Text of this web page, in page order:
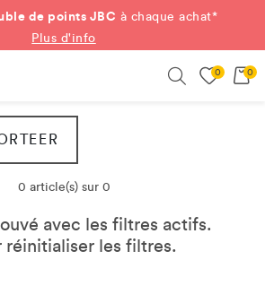
de points JBC à chaque achat*
Plus d'info
0 0
0 article(s) sur 0
avec les filtres actifs.
réinitialiser les filtres.